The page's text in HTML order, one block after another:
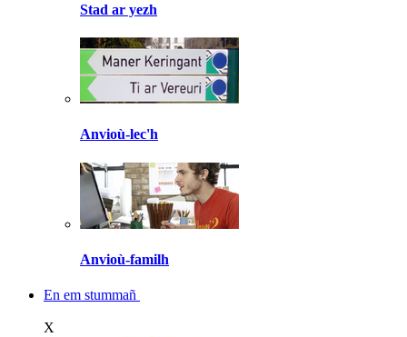
Stad ar yezh
Anvioù-lec'h
Anvioù-familh
En em stummañ
X